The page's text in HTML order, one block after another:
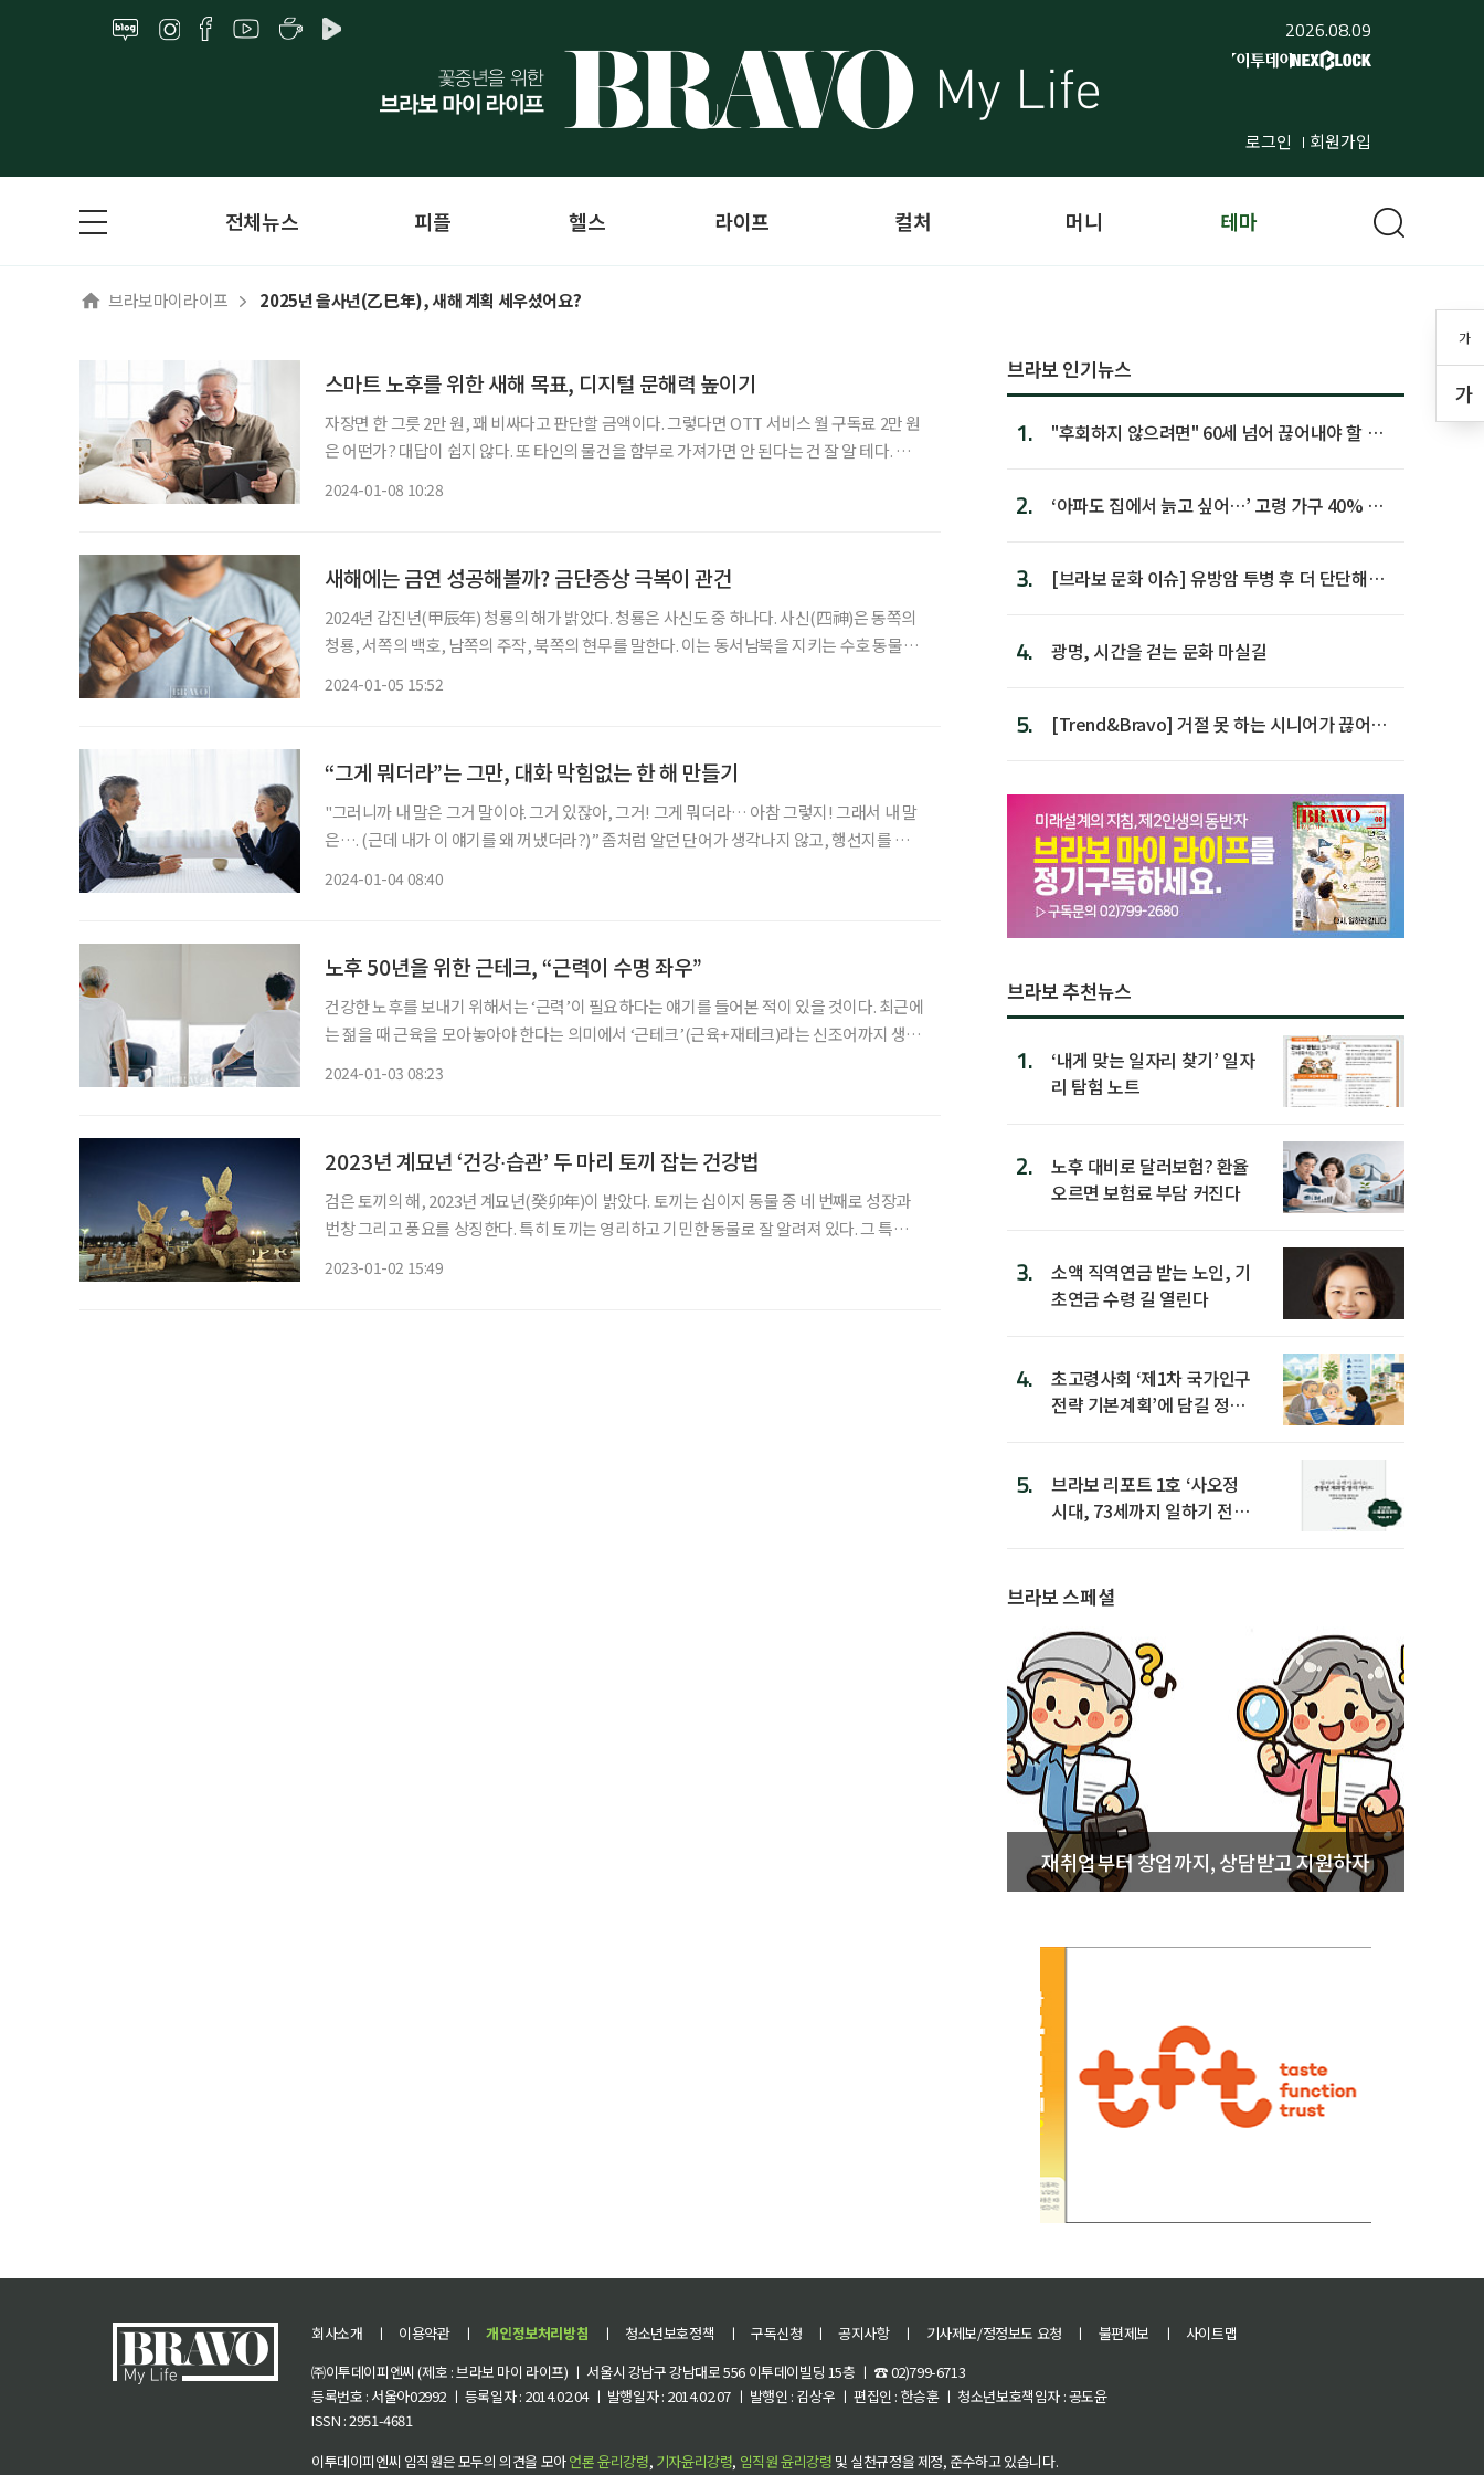
2026.08.09
로그인 회원가입
가
가
전체뉴스 피플 헬스 라이프 컬처 머니 테마
브라보마이라이프 2025년 을사년(乙巳年), 새해 계획 세우셨어요?
스마트 노후를 위한 새해 목표, 디지털 문해력 높이기
자장면 한 그릇 2만 원, 꽤 비싸다고 판단할 금액이다. 그렇다면 OTT 서비스 월 구독료 2만 원
은 어떤가? 대답이 쉽지 않다. 또 타인의 물건을 함부로 가져가면 안 된다는 건 잘 알 테다. 반
2024-01-08 10:28
새해에는 금연 성공해볼까? 금단증상 극복이 관건
2024년 갑진년(甲辰年) 청룡의 해가 밝았다. 청룡은 사신도 중 하나다. 사신(四神)은 동쪽의
청룡, 서쪽의 백호, 남쪽의 주작, 북쪽의 현무를 말한다. 이는 동서남북을 지키는 수호 동물로
2024-01-05 15:52
“그게 뭐더라”는 그만, 대화 막힘없는 한 해 만들기
"그러니까 내 말은 그거 말이야. 그거 있잖아, 그거! 그게 뭐더라… 아참 그렇지! 그래서 내 말
은…. (근데 내가 이 얘기를 왜 꺼냈더라?)” 좀처럼 알던 단어가 생각나지 않고, 행선지를 잃
2024-01-04 08:40
노후 50년을 위한 근테크, “근력이 수명 좌우”
건강한 노후를 보내기 위해서는 ‘근력’이 필요하다는 얘기를 들어본 적이 있을 것이다. 최근에
는 젊을 때 근육을 모아놓아야 한다는 의미에서 ‘근테크’(근육+재테크)라는 신조어까지 생겨
2024-01-03 08:23
2023년 계묘년 ‘건강∙습관’ 두 마리 토끼 잡는 건강법
검은 토끼의 해, 2023년 계묘년(癸卯年)이 밝았다. 토끼는 십이지 동물 중 네 번째로 성장과
번창 그리고 풍요를 상징한다. 특히 토끼는 영리하고 기민한 동물로 잘 알려져 있다. 그 특성을
2023-01-02 15:49
브라보 인기뉴스
1.
"후회하지 않으려면" 60세 넘어 끊어내야 할 사
2.
‘아파도 집에서 늙고 싶어…’ 고령 가구 40% 노
3.
[브라보 문화 이슈] 유방암 투병 후 더 단단해진
4. 광명, 시간을 걷는 문화 마실길
5.
[Trend&Bravo] 거절 못 하는 시니어가 끊어야
브라보 추천뉴스
1.
‘내게 맞는 일자리 찾기’ 일자
리 탐험 노트
2.
노후 대비로 달러보험? 환율
오르면 보험료 부담 커진다
3.
소액 직역연금 받는 노인, 기
초연금 수령 길 열린다
4.
초고령사회 ‘제1차 국가인구
전략 기본계획’에 담길 정책
5.
브라보 리포트 1호 ‘사오정
시대, 73세까지 일하기 전략’
브라보 스페셜
재취업부터 창업까지, 상담받고 지원하자
회사소개 ㅣ 이용약관 ㅣ 개인정보처리방침 ㅣ 청소년보호정책 ㅣ 구독신청 ㅣ 공지사항 ㅣ 기사제보/정정보도 요청 ㅣ 불편제보 ㅣ
사이트맵
㈜이투데이피엔씨 (제호 : 브라보 마이 라이프) ㅣ 서울시 강남구 강남대로 556 이투데이빌딩 15층 ㅣ ☎ 02)799-6713
등록번호 : 서울아02992 ㅣ 등록일자 : 2014.02.04 ㅣ 발행일자 : 2014.02.07 ㅣ 발행인 : 김상우 ㅣ 편집인 : 한승훈 ㅣ 청소년보호책임자 : 공도윤
ISSN : 2951-4681
이투데이피엔씨 임직원은 모두의 의견을 모아언론 윤리강령, 기자윤리강령, 임직원 윤리강령 및 실천규정을 제정, 준수하고 있습니다.